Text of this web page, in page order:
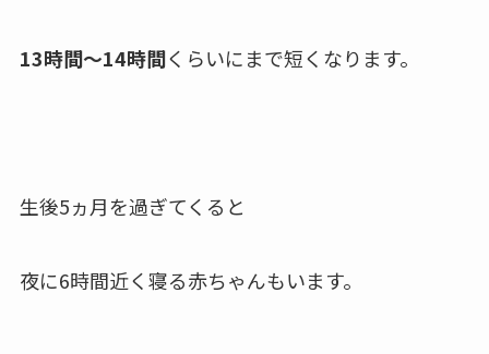
13時間〜14時間くらいにまで短くなります。
生後5ヵ月を過ぎてくると
夜に6時間近く寝る赤ちゃんもいます。